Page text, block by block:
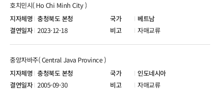
충청북도 본청 베트남
호치민시( Ho Chi Minh City )
2023-12-18 자매교류
충청북도 본청 인도네시아
중앙자바주( Central Java Province )
2005-09-30 자매교류